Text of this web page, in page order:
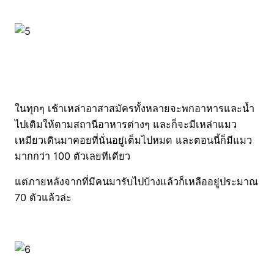
ในทุกๆ เช้าเหล่าอาสาสมัครทั้งหลายจะพกอาหารและน้ำ
ไปเติมให้ตามสถานีอาหารต่างๆ และก็จะมีเหล่าแมว
เหมียวเดินมาคอยที่นั่นอยู่เต็มไปหมด และตอนนี้ก็มีแมว
มากกว่า 100 ตัวเลยทีเดียว
แต่ภายหลังจากที่มีคนมารับไปบ้างแล้วก็เหลืออยู่ประมาณ
70 ตัวแล้วล่ะ